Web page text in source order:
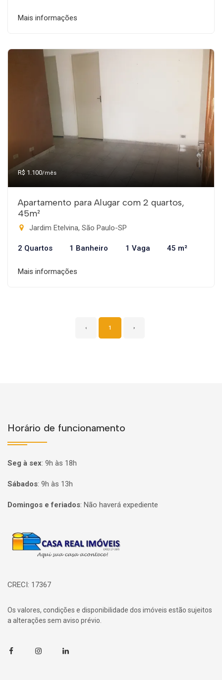
Mais informações
R$ 1.100/mês
Apartamento para Alugar com 2 quartos,
45m²
Jardim Etelvina, São Paulo-SP
2 Quartos 1 Banheiro 1 Vaga 45 m²
Mais informações
‹ 1 ›
Horário de funcionamento
Seg à sex: 9h às 18h
Sábados: 9h às 13h
Domingos e feriados: Não haverá expediente
Página inicial
CRECI: 17367
Os valores, condições e disponibilidade dos imóveis estão sujeitos
a alterações sem aviso prévio.
FacebookInstagramLinkedin